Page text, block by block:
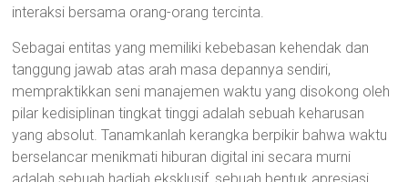
interaksi bersama orang-orang tercinta.
Sebagai entitas yang memiliki kebebasan kehendak dan
tanggung jawab atas arah masa depannya sendiri,
mempraktikkan seni manajemen waktu yang disokong oleh
pilar kedisiplinan tingkat tinggi adalah sebuah keharusan
yang absolut. Tanamkanlah kerangka berpikir bahwa waktu
berselancar menikmati hiburan digital ini secara murni
adalah sebuah hadiah eksklusif, sebuah bentuk apresiasi